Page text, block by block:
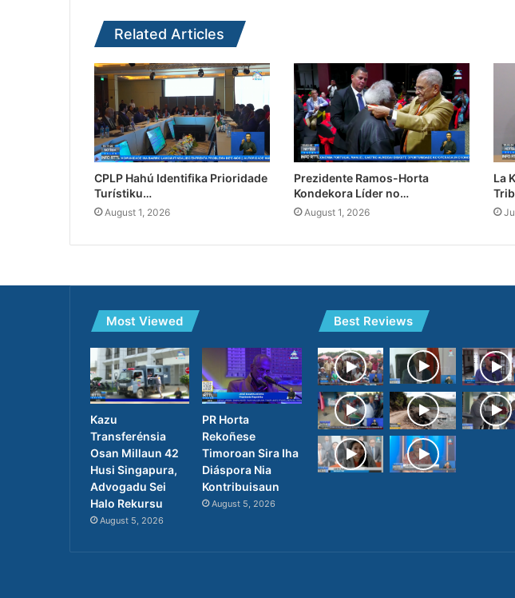
Related Articles
CPLP Hahú Identifika Prioridade
Turístiku…
August 1, 2026
Prezidente Ramos-Horta
Kondekora Líder no…
August 1, 2026
La
Most Viewed
Kazu
Transferénsia
Osan Millaun 42
Husi Singapura,
Advogadu Sei
Halo Rekursu
August 5, 2026
PR Horta
Rekoñese
Timoroan Sira Iha
Diáspora Nia
Kontribuisaun
August 5, 2026
Best Reviews